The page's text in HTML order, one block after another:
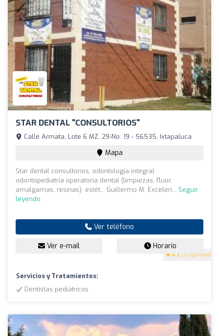
STAR DENTAL "CONSULTORIOS"
4.2 (13 opiniones)
Calle Armata, Lote 6 MZ. 29-No. 19 - 56535, Ixtapaluca
Mapa
Star dental consultorios, odontología integral
odontopediatría operatoria dental (limpiezas, fluor,
amalgamas, resinas). estét... Guillermo M: Excelen... Seguir
leyendo
Ver teléfono
Ver e-mail Horario
Servicios y Tratamientos:
Dentistas pediátricos